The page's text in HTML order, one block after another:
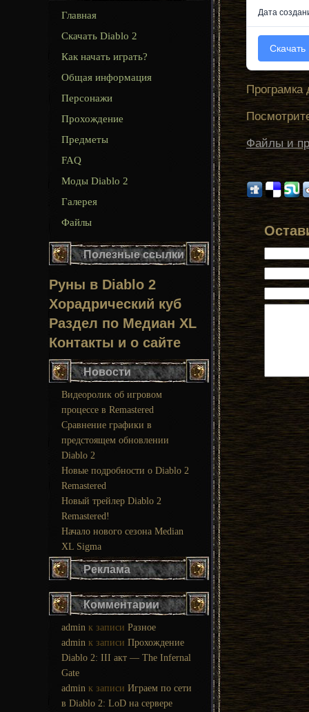
Главная
Скачать Diablo 2
Как начать играть?
Общая информация
Персонажи
Прохождение
Предметы
FAQ
Моды Diablo 2
Галерея
Файлы
Полезные ссылки
Руны в Diablo 2
Хорадрический куб
Раздел по Медиан XL
Контакты и о сайте
Новости
Видеоролик об игровом
процессе в Remastered
Сравнение графики в
предстоящем обновлении
Diablo 2
Новые подробности о Diablo 2
Remastered
Новый трейлер Diablo 2
Remastered!
Начало нового сезона Median
XL Sigma
Реклама
Комментарии
admin к записи Разное
admin к записи Прохождение
Diablo 2: III акт — The Infernal
Gate
admin к записи Играем по сети
в Diablo 2: LoD на сервере
Дата
Скачать
Програмка
Файлы и